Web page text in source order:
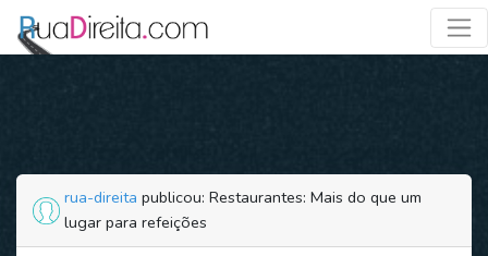
rua-direita publicou: Restaurantes: Mais do que um
lugar para refeições